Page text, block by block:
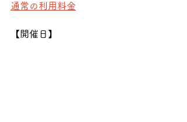
通常の利用料金
【開催日】